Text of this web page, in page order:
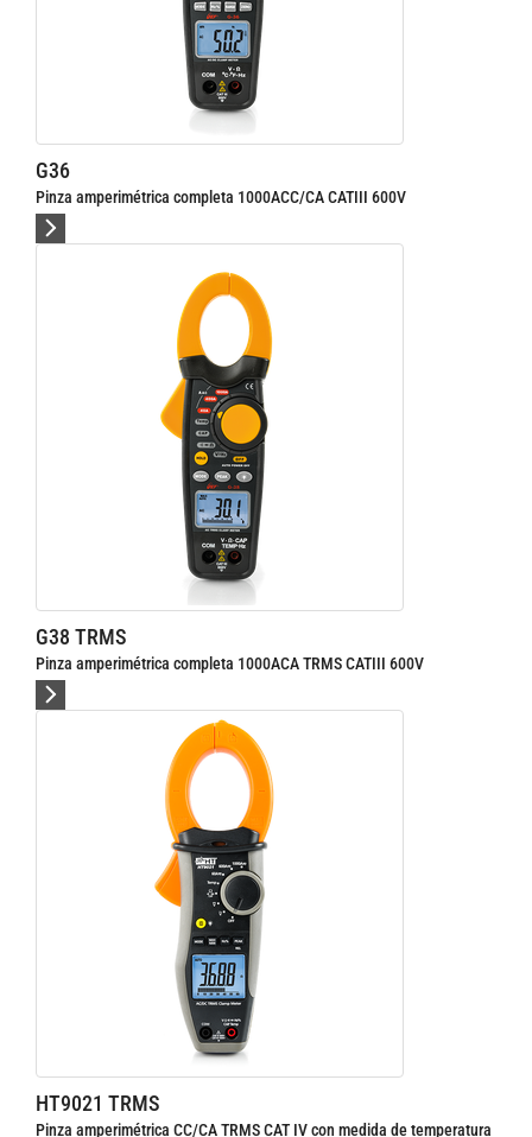
G36
Pinza amperimétrica completa 1000ACC/CA CATIII 600V
G38 TRMS
Pinza amperimétrica completa 1000ACA TRMS CATIII 600V
HT9021 TRMS
Pinza amperimétrica CC/CA TRMS CAT IV con medida de temperatura